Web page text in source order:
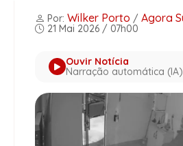
Por: Wilker Porto / Agora
21 Mai 2026 / 07h00
Ouvir Notícia
Narração automática (IA)